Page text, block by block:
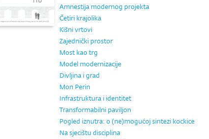
Amnestija modernog projekta
Četiri krajolika
Kišni vrtovi
Zajednički prostor
Most kao trg
Model modernizacije
Divljina i grad
Mon Perin
Infrastruktura i identitet
Transformabilni paviljon
Pogled iznutra: o (ne)mogućoj sintezi kockice
Na sjecištu disciplina